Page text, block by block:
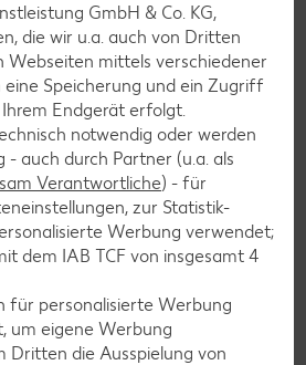
lokale Organisationen wie
unterstützen? Kein Problem!
Region.ist das neue
Kaufland. Denn schon kleine
bewirken. Unsere Kunden können in
Filialen in Deutschland beim
10-Cent-Betrag
Pfandbon spenden, um eine
ihrer Region zu unterstützen.
GmbH & Co. KG,
die wir u.a. auch von Dritten
Webseiten mittels verschiedener
eine Speicherung und ein Zugriff
Endgerät erfolgt.
notwendig oder werden
auch durch Partner (u.a. als
Verantwortliche) - für
zur Statistik-
Werbung verwendet;
dem IAB TCF von insgesamt 4
für personalisierte Werbung
um eigene Werbung
Dritten die Ausspielung von